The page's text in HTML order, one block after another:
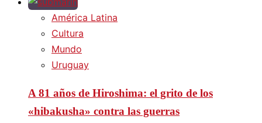
América Latina
Cultura
Mundo
Uruguay
A 81 años de Hiroshima: el grito de los
«hibakusha» contra las guerras